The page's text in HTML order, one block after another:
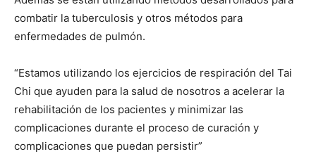
combatir la tuberculosis y otros métodos para
enfermedades de pulmón.
“Estamos utilizando los ejercicios de respiración del Tai
Chi que ayuden para la salud de nosotros a acelerar la
rehabilitación de los pacientes y minimizar las
complicaciones durante el proceso de curación y
complicaciones que puedan persistir”